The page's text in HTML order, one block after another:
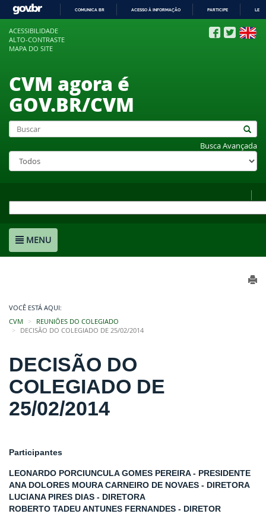
COMUNICA BR ACESSO À INFORMAÇÃO PARTICIPE
ACESSIBILIDADE
ALTO-CONTRASTE
MAPA DO SITE
CVM agora é
GOV.BR/CVM
Busca Avançada
MENU
VOCÊ ESTÁ AQUI:
CVM
REUNIÕES DO COLEGIADO
DECISÃO DO COLEGIADO DE 25/02/2014
DECISÃO DO
COLEGIADO DE
25/02/2014
Participantes
LEONARDO PORCIUNCULA GOMES PEREIRA - PRESIDENTE
ANA DOLORES MOURA CARNEIRO DE NOVAES - DIRETORA
LUCIANA PIRES DIAS - DIRETORA
ROBERTO TADEU ANTUNES FERNANDES - DIRETOR